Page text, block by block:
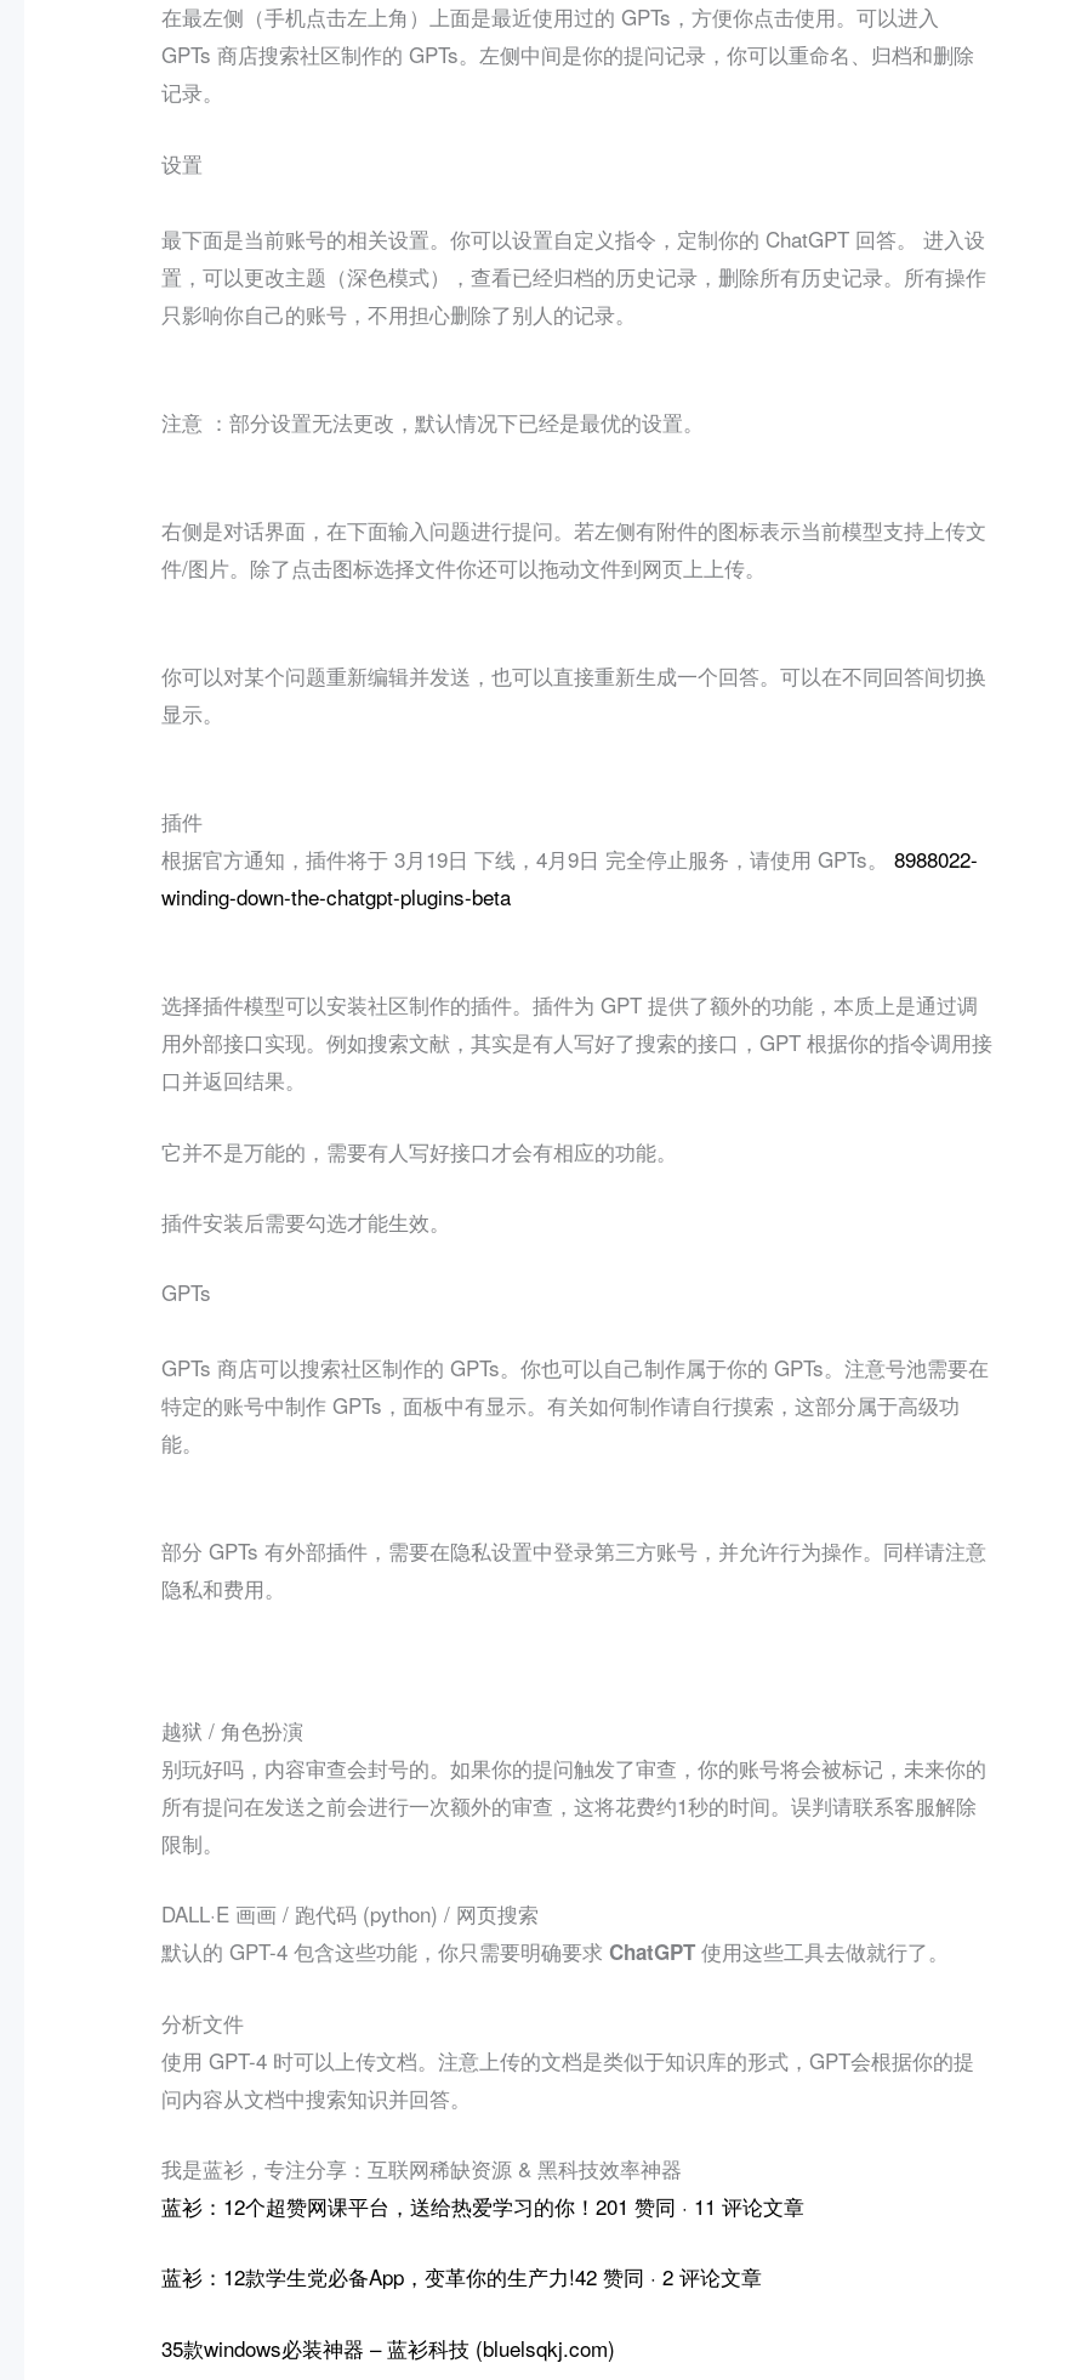
在最左侧（手机点击左上角）上面是最近使用过的 GPTs，方便你点击使用。可以进入
GPTs 商店搜索社区制作的 GPTs。左侧中间是你的提问记录，你可以重命名、归档和删除
记录。
设置
最下面是当前账号的相关设置。你可以设置自定义指令，定制你的 ChatGPT 回答。 进入设
置，可以更改主题（深色模式），查看已经归档的历史记录，删除所有历史记录。所有操作
只影响你自己的账号，不用担心删除了别人的记录。
注意 ：部分设置无法更改，默认情况下已经是最优的设置。
右侧是对话界面，在下面输入问题进行提问。若左侧有附件的图标表示当前模型支持上传文
件/图片。除了点击图标选择文件你还可以拖动文件到网页上上传。
你可以对某个问题重新编辑并发送，也可以直接重新生成一个回答。可以在不同回答间切换
显示。
插件
根据官方通知，插件将于 3月19日 下线，4月9日 完全停止服务，请使用 GPTs。8988022-
winding-down-the-chatgpt-plugins-beta
选择插件模型可以安装社区制作的插件。插件为 GPT 提供了额外的功能，本质上是通过调
用外部接口实现。例如搜索文献，其实是有人写好了搜索的接口，GPT 根据你的指令调用接
口并返回结果。
它并不是万能的，需要有人写好接口才会有相应的功能。
插件安装后需要勾选才能生效。
GPTs
GPTs 商店可以搜索社区制作的 GPTs。你也可以自己制作属于你的 GPTs。注意号池需要在
特定的账号中制作 GPTs，面板中有显示。有关如何制作请自行摸索，这部分属于高级功
能。
部分 GPTs 有外部插件，需要在隐私设置中登录第三方账号，并允许行为操作。同样请注意
隐私和费用。
越狱 / 角色扮演
别玩好吗，内容审查会封号的。如果你的提问触发了审查，你的账号将会被标记，未来你的
所有提问在发送之前会进行一次额外的审查，这将花费约1秒的时间。误判请联系客服解除
限制。
DALL·E 画画 / 跑代码 (python) / 网页搜索
默认的 GPT-4 包含这些功能，你只需要明确要求 ChatGPT 使用这些工具去做就行了。
分析文件
使用 GPT-4 时可以上传文档。注意上传的文档是类似于知识库的形式，GPT会根据你的提
问内容从文档中搜索知识并回答。
我是蓝衫，专注分享：互联网稀缺资源 & 黑科技效率神器
蓝衫：12个超赞网课平台，送给热爱学习的你！201 赞同 · 11 评论文章
蓝衫：12款学生党必备App，变革你的生产力!42 赞同 · 2 评论文章
35款windows必装神器 – 蓝衫科技 (bluelsqkj.com)